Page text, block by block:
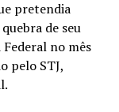
pretendia
de seu
no mês
pelo STJ,